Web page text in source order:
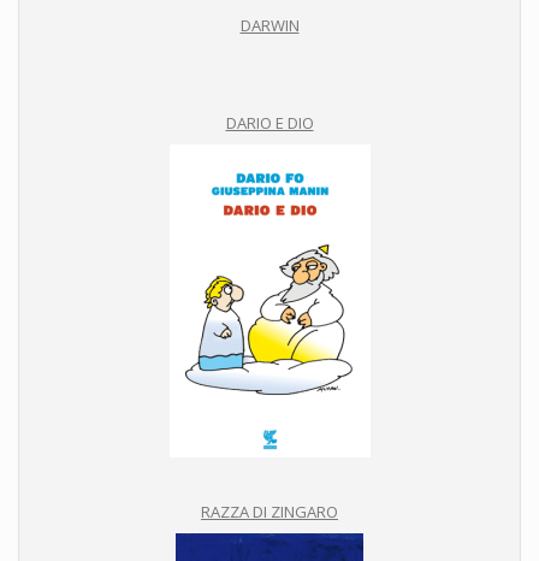
DARWIN
DARIO E DIO
RAZZA DI ZINGARO